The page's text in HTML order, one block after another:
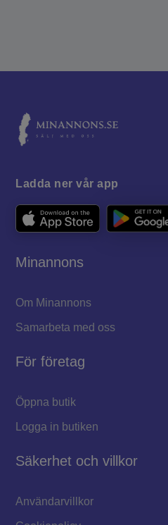
Ladda ner vår app
Minannons
Om Minannons
Samarbeta med oss
För företag
Öppna butik
Logga in butiken
Säkerhet och villkor
Användarvillkor